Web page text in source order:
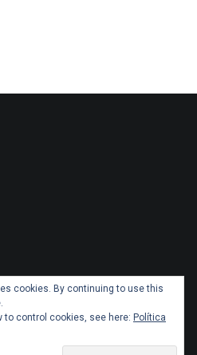
Todos los
cookies. By continuing to use this
to control cookies, see here: Política